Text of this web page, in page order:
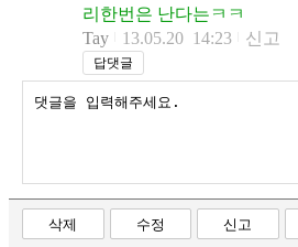
리한번은 난다는ㅋㅋ
Tay
13.05.20 14:23 신고
답댓글
삭제 수정 신고